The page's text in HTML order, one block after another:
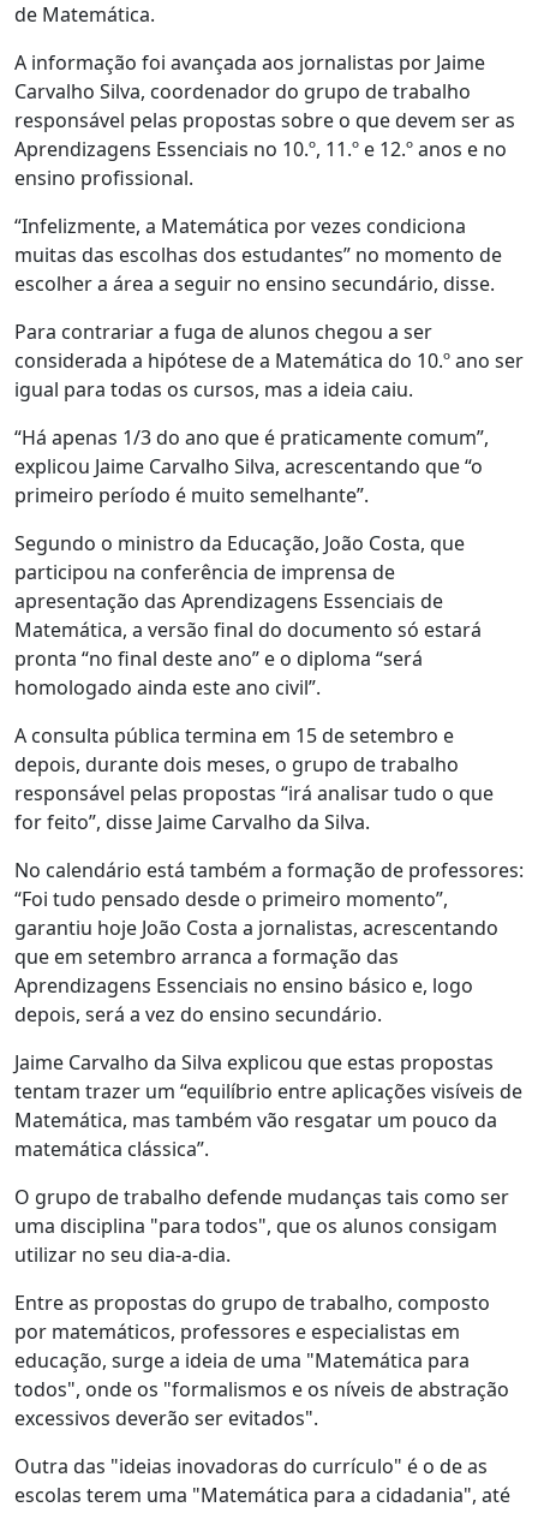
de Matemática.
A informação foi avançada aos jornalistas por Jaime
Carvalho Silva, coordenador do grupo de trabalho
responsável pelas propostas sobre o que devem ser as
Aprendizagens Essenciais no 10.º, 11.º e 12.º anos e no
ensino profissional.
“Infelizmente, a Matemática por vezes condiciona
muitas das escolhas dos estudantes” no momento de
escolher a área a seguir no ensino secundário, disse.
Para contrariar a fuga de alunos chegou a ser
considerada a hipótese de a Matemática do 10.º ano ser
igual para todas os cursos, mas a ideia caiu.
“Há apenas 1/3 do ano que é praticamente comum”,
explicou Jaime Carvalho Silva, acrescentando que “o
primeiro período é muito semelhante”.
Segundo o ministro da Educação, João Costa, que
participou na conferência de imprensa de
apresentação das Aprendizagens Essenciais de
Matemática, a versão final do documento só estará
pronta “no final deste ano” e o diploma “será
homologado ainda este ano civil”.
A consulta pública termina em 15 de setembro e
depois, durante dois meses, o grupo de trabalho
responsável pelas propostas “irá analisar tudo o que
for feito”, disse Jaime Carvalho da Silva.
No calendário está também a formação de professores:
“Foi tudo pensado desde o primeiro momento”,
garantiu hoje João Costa a jornalistas, acrescentando
que em setembro arranca a formação das
Aprendizagens Essenciais no ensino básico e, logo
depois, será a vez do ensino secundário.
Jaime Carvalho da Silva explicou que estas propostas
tentam trazer um “equilíbrio entre aplicações visíveis de
Matemática, mas também vão resgatar um pouco da
matemática clássica”.
O grupo de trabalho defende mudanças tais como ser
uma disciplina "para todos", que os alunos consigam
utilizar no seu dia-a-dia.
Entre as propostas do grupo de trabalho, composto
por matemáticos, professores e especialistas em
educação, surge a ideia de uma "Matemática para
todos", onde os "formalismos e os níveis de abstração
excessivos deverão ser evitados".
Outra das "ideias inovadoras do currículo" é o de as
escolas terem uma "Matemática para a cidadania", até